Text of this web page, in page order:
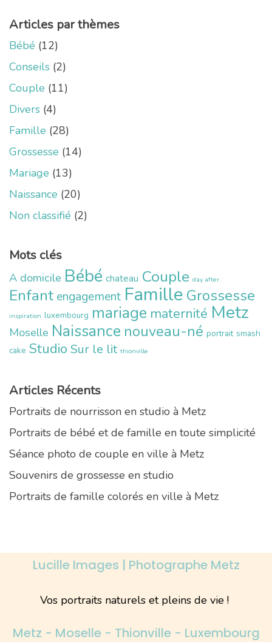
Articles par thèmes
Bébé (12)
Conseils (2)
Couple (11)
Divers (4)
Famille (28)
Grossesse (14)
Mariage (13)
Naissance (20)
Non classifié (2)
Mots clés
A domicile Bébé chateau Couple day after
Enfant engagement Famille Grossesse
inspiration luxembourg mariage maternité Metz
Moselle Naissance nouveau-né portrait smash
cake Studio Sur le lit thionville
Articles Récents
Portraits de nourrisson en studio à Metz
Portraits de bébé et de famille en toute simplicité
Séance photo de couple en ville à Metz
Souvenirs de grossesse en studio
Portraits de famille colorés en ville à Metz
Lucille Images | Photographe Metz
Vos portraits naturels et pleins de vie !
Metz - Moselle - Thionville - Luxembourg